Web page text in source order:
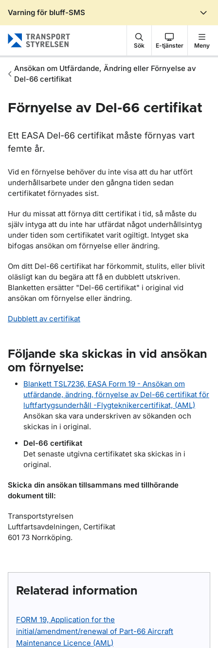
Varning för bluff-SMS
Sök E-tjänster Meny
Ansökan om Utfärdande, Ändring eller Förnyelse av
Del-66 certifikat
Förnyelse av Del-66 certifikat
Ett EASA Del-66 certifikat måste förnyas vart
femte år.
Vid en förnyelse behöver du inte visa att du har utfört
underhållsarbete under den gångna tiden sedan
certifikatet förnyades sist.
Hur du missat att förnya ditt certifikat i tid, så måste du
själv intyga att du inte har utfärdat något underhållsintyg
under tiden som certifikatet varit ogiltigt. Intyget ska
bifogas ansökan om förnyelse eller ändring.
Om ditt Del-66 certifikat har förkommit, stulits, eller blivit
oläsligt kan du begära att få en dubblett utskriven.
Blanketten ersätter "Del-66 certifikat" i original vid
ansökan om förnyelse eller ändring.
Dubblett av certifikat
Följande ska skickas in vid ansökan
om förnyelse:
Blankett TSL7236, EASA Form 19 - Ansökan om
utfärdande, ändring, förnyelse av Del-66 certifikat för
luftfartygsunderhåll -Flygteknikercertifikat, (AML)
Ansökan ska vara underskriven av sökanden och
skickas in i original.
Del-66 certifikat
Det senaste utgivna certifikatet ska skickas in i
original.
Skicka din ansökan tillsammans med tillhörande
dokument till:
Transportstyrelsen
Luftfartsavdelningen, Certifikat
601 73 Norrköping.
Relaterad information
FORM 19, Application for the
initial/amendment/renewal of Part-66 Aircraft
Maintenance Licence (AML)